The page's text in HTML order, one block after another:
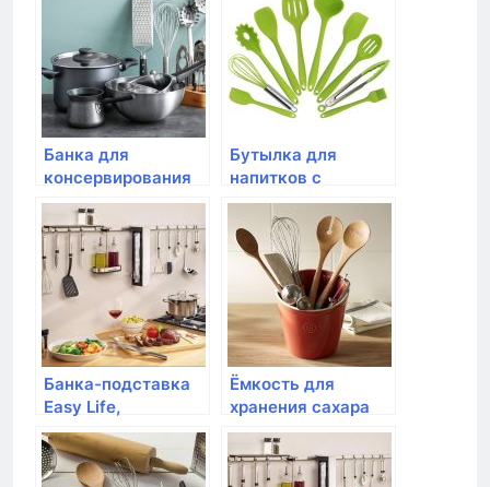
Банка для
консервирования
Bormioli Rocco,
FIDO с клипсой 1,0л
Бутылка для
напитков с
настаивателем
Tescoma, PURITY
0.7 л красная
Банка-подставка
Easy Life,
"Herbarium" п/
кух.инструменты,
ст.приборы
Ёмкость для
хранения сахара
Typhoon, Living
кремовая 1 л